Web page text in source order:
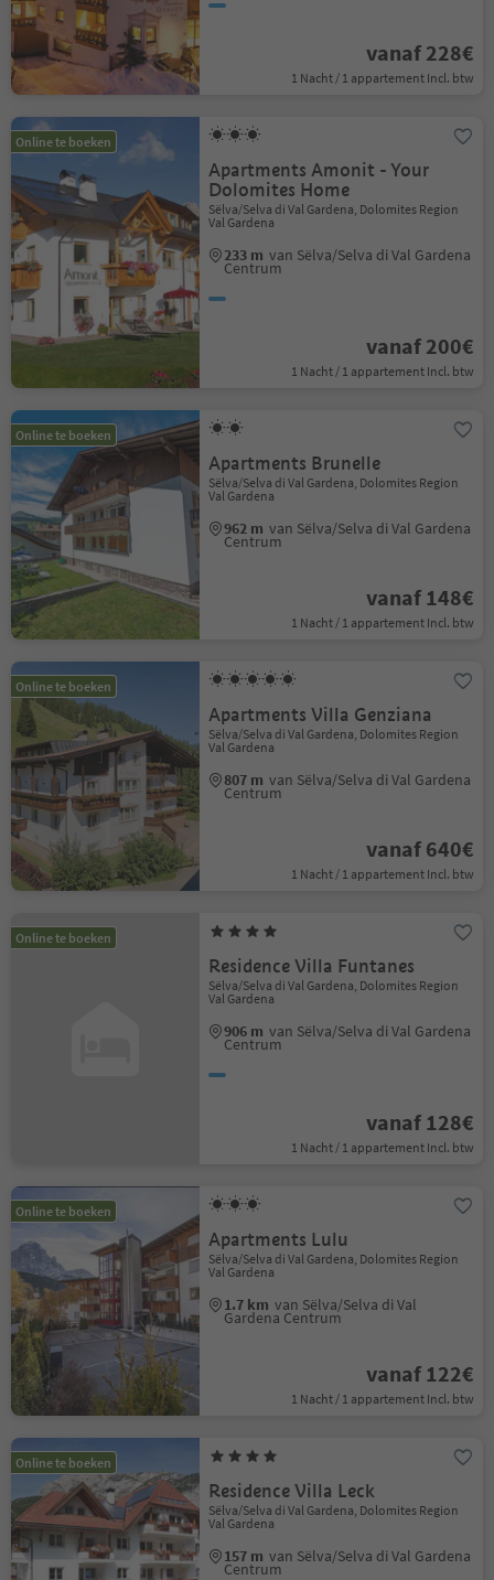
vanaf 228€
1 Nacht / 1 appartement Incl. btw
Online te boeken
Apartments Amonit - Your
Dolomites Home
Sëlva/Selva di Val Gardena, Dolomites Region
Val Gardena
233 m van Sëlva/Selva di Val Gardena
Centrum
vanaf 200€
1 Nacht / 1 appartement Incl. btw
Online te boeken
Apartments Brunelle
Sëlva/Selva di Val Gardena, Dolomites Region
Val Gardena
962 m van Sëlva/Selva di Val Gardena
Centrum
vanaf 148€
1 Nacht / 1 appartement Incl. btw
Online te boeken
Apartments Villa Genziana
Sëlva/Selva di Val Gardena, Dolomites Region
Val Gardena
807 m van Sëlva/Selva di Val Gardena
Centrum
vanaf 640€
1 Nacht / 1 appartement Incl. btw
Online te boeken
Residence Villa Funtanes
Sëlva/Selva di Val Gardena, Dolomites Region
Val Gardena
906 m van Sëlva/Selva di Val Gardena
Centrum
vanaf 128€
1 Nacht / 1 appartement Incl. btw
Online te boeken
Apartments Lulu
Sëlva/Selva di Val Gardena, Dolomites Region
Val Gardena
1.7 km van Sëlva/Selva di Val
Gardena Centrum
vanaf 122€
1 Nacht / 1 appartement Incl. btw
Online te boeken
Residence Villa Leck
Sëlva/Selva di Val Gardena, Dolomites Region
Val Gardena
157 m van Sëlva/Selva di Val Gardena
Centrum